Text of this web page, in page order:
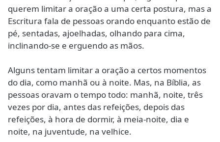
querem limitar a oração a uma certa postura, mas a
Escritura fala de pessoas orando enquanto estão de
pé, sentadas, ajoelhadas, olhando para cima,
inclinando-se e erguendo as mãos.
Alguns tentam limitar a oração a certos momentos
do dia, como manhã ou à noite. Mas, na Bíblia, as
pessoas oravam o tempo todo: manhã, noite, três
vezes por dia, antes das refeições, depois das
refeições, à hora de dormir, à meia-noite, dia e
noite, na juventude, na velhice.